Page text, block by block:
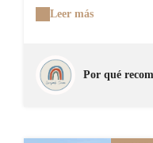
clientèle aisée venue
aujourd'hui prise
Seignosse , ses deux
de sensations fortes
jettent à l'eau.
d'architectes locaux.
Leer más
Por qué